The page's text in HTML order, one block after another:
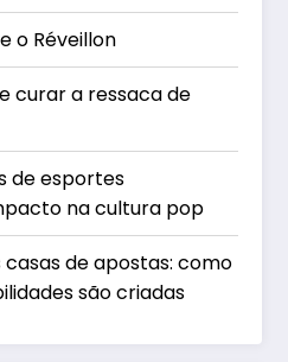
o Réveillon
curar a ressaca de
de esportes
na cultura pop
de apostas: como
são criadas